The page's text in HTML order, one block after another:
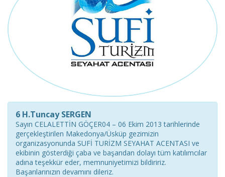
6 H.Tuncay SERGEN
Sayın CELALETTİN GÖÇER04 – 06 Ekim 2013 tarihlerinde
gerçekleştirilen Makedonya/Üsküp gezimizin
organizasyonunda SUFİ TURİZM SEYAHAT ACENTASI ve
ekibinin gösterdiği çaba ve başarıdan dolayı tüm katılımcılar
adına teşekkür eder, memnuniyetimizi bildiririz.
Başarılarınızın devamını dileriz.